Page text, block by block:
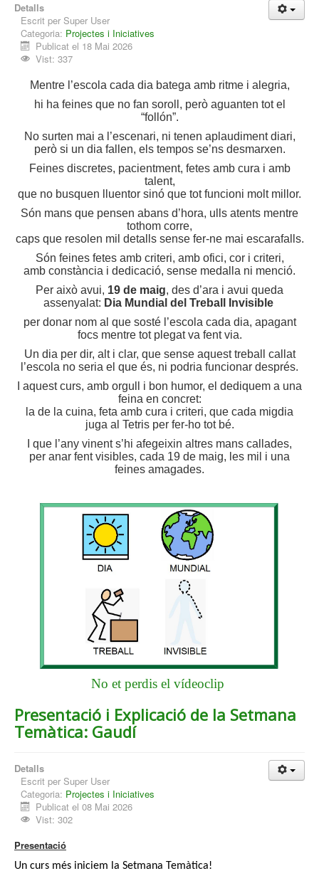
Detalls
Escrit per Super User
Categoria: Projectes i Iniciatives
Publicat el 18 Mai 2026
Vist: 337
Mentre l’escola cada dia batega amb ritme i alegria,
hi ha feines que no fan soroll, però aguanten tot el
“follón”.
No surten mai a l’escenari, ni tenen aplaudiment diari,
però si un dia fallen, els tempos se’ns desmarxen.
Feines discretes, pacientment, fetes amb cura i amb
talent,
que no busquen lluentor sinó que tot funcioni molt millor.
Són mans que pensen abans d’hora, ulls atents mentre
tothom corre,
caps que resolen mil detalls sense fer-ne mai escarafalls.
Són feines fetes amb criteri, amb ofici, cor i criteri,
amb constància i dedicació, sense medalla ni menció.
Per això avui, 19 de maig, des d’ara i avui queda
assenyalat: Dia Mundial del Treball Invisible
per donar nom al que sosté l’escola cada dia, apagant
focs mentre tot plegat va fent via.
Un dia per dir, alt i clar, que sense aquest treball callat
l’escola no seria el que és, ni podria funcionar després.
I aquest curs, amb orgull i bon humor, el dediquem a una
feina en concret:
la de la cuina, feta amb cura i criteri, que cada migdia
juga al Tetris per fer-ho tot bé.
I que l’any vinent s’hi afegeixin altres mans callades,
per anar fent visibles, cada 19 de maig, les mil i una
feines amagades.
No et perdis el vídeoclip
Presentació i Explicació de la Setmana
Temàtica: Gaudí
Detalls
Escrit per Super User
Categoria: Projectes i Iniciatives
Publicat el 08 Mai 2026
Vist: 302
Presentació
Un curs més iniciem la Setmana Temàtica!